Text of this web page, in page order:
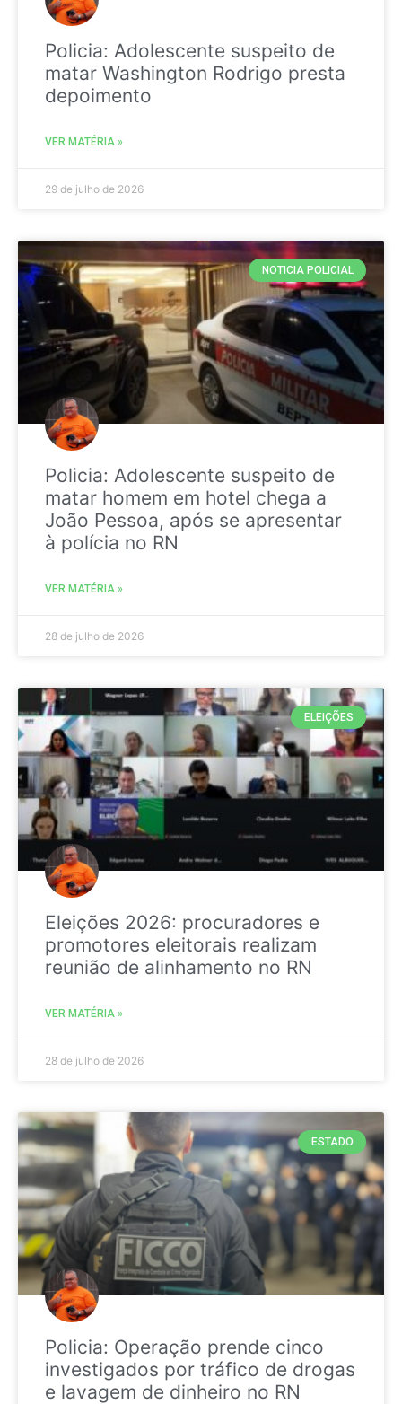
Policia: Adolescente suspeito de
matar Washington Rodrigo presta
depoimento
VER MATÉRIA »
29 de julho de 2026
NOTICIA POLICIAL
Policia: Adolescente suspeito de
matar homem em hotel chega a
João Pessoa, após se apresentar
à polícia no RN
VER MATÉRIA »
28 de julho de 2026
ELEIÇÕES
Eleições 2026: procuradores e
promotores eleitorais realizam
reunião de alinhamento no RN
VER MATÉRIA »
28 de julho de 2026
ESTADO
Policia: Operação prende cinco
investigados por tráfico de drogas
e lavagem de dinheiro no RN